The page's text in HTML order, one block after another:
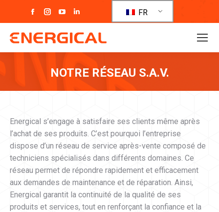
La
page
Facebook
dans
une
La
page
Instagram
une
nouvelle
La
page
YouTube
dans
une
nouvelle
page
LinkedIn
dans
une
nouvelle
FR
NOTRE RÉSEAU S.A.V.
Vous êtes ici :
Energical s’engage à satisfaire ses clients même après
l’achat de ses produits. C’est pourquoi l’entreprise
dispose d’un réseau de service après-vente composé de
techniciens spécialisés dans différents domaines. Ce
réseau permet de répondre rapidement et efficacement
aux demandes de maintenance et de réparation. Ainsi,
Energical garantit la continuité de la qualité de ses
produits et services, tout en renforçant la confiance et la